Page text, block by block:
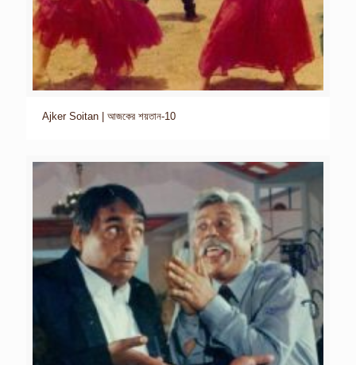
Ajker Soitan | আজকের শয়তান-10